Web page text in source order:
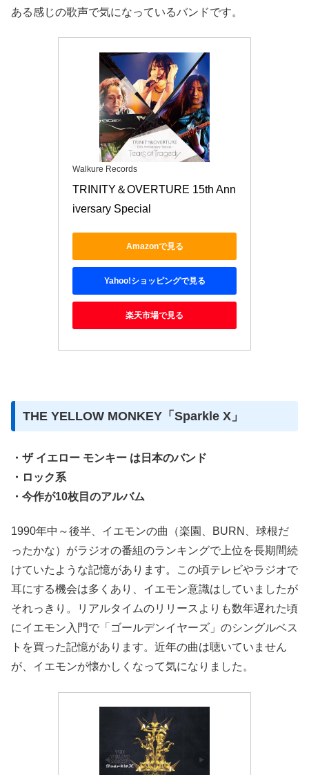
ある感じの歌声で気になっているバンドです。
Walkure Records
TRINITY＆OVERTURE 15th Ann
iversary Special
Amazonで見る
Yahoo!ショッピングで見る
楽天市場で見る
THE YELLOW MONKEY「Sparkle X」
・ザ イエロー モンキー は日本のバンド
・ロック系
・今作が10枚目のアルバム
1990年中～後半、イエモンの曲（楽園、BURN、球根だ
ったかな）がラジオの番組のランキングで上位を長期間続
けていたような記憶があります。この頃テレビやラジオで
耳にする機会は多くあり、イエモン意識はしていましたが
それっきり。リアルタイムのリリースよりも数年遅れた頃
にイエモン入門で「ゴールデンイヤーズ」のシングルベス
トを買った記憶があります。近年の曲は聴いていません
が、イエモンが懐かしくなって気になりました。